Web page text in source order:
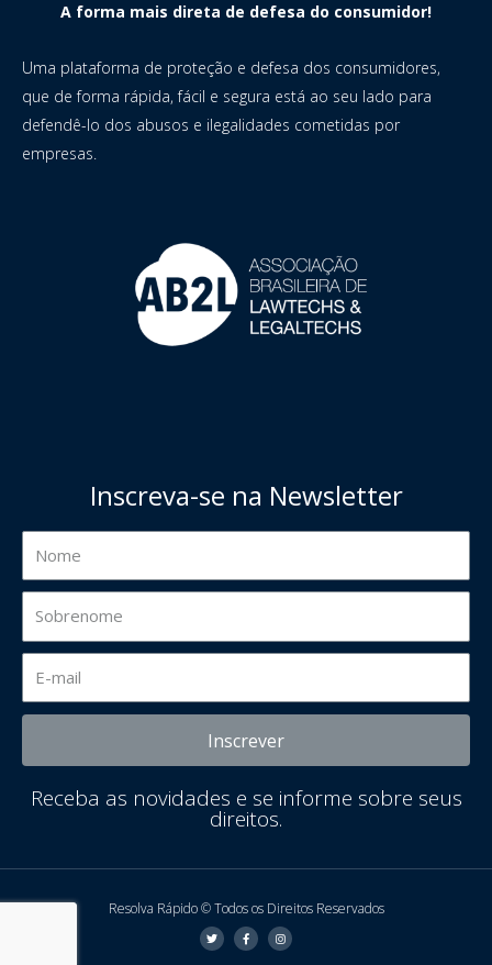
A forma mais direta de defesa do consumidor!
Uma plataforma de proteção e defesa dos consumidores,
que de forma rápida, fácil e segura está ao seu lado para
defendê-lo dos abusos e ilegalidades cometidas por
empresas.
Inscreva-se na Newsletter
Inscrever
Receba as novidades e se informe sobre seus
direitos.
Resolva Rápido © Todos os Direitos Reservados